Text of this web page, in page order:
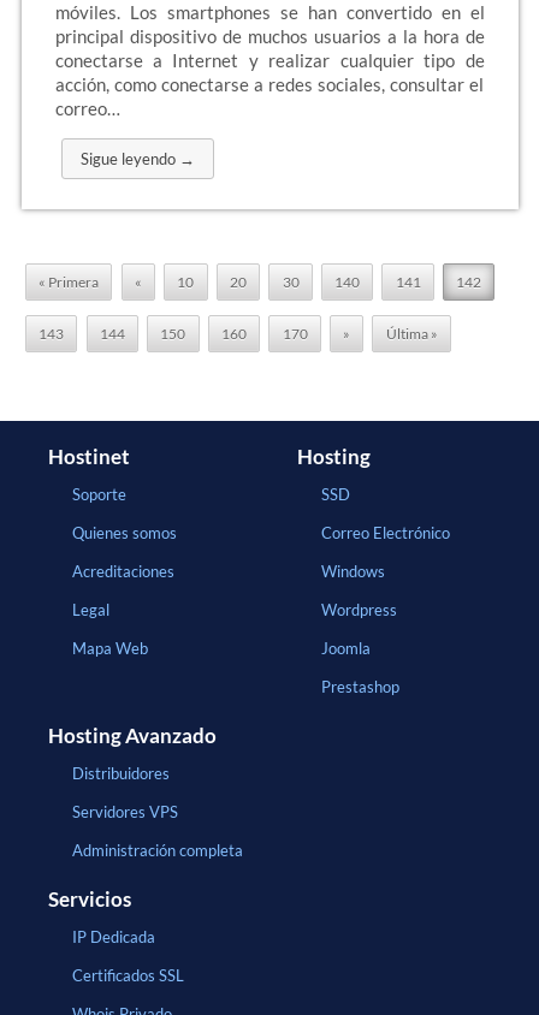
móviles. Los smartphones se han convertido en el
principal dispositivo de muchos usuarios a la hora de
conectarse a Internet y realizar cualquier tipo de
acción, como conectarse a redes sociales, consultar el
correo…
Sigue leyendo →
« Primera « 10 20 30 140 141 142
143 144 150 160 170 » Última »
Hostinet
Soporte
Quienes somos
Acreditaciones
Legal
Mapa Web
Hosting
SSD
Correo Electrónico
Windows
Wordpress
Joomla
Prestashop
Hosting Avanzado
Distribuidores
Servidores VPS
Administración completa
Servicios
IP Dedicada
Certificados SSL